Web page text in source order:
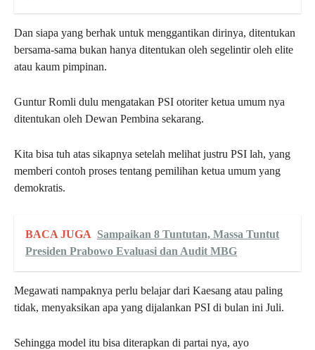
Dan siapa yang berhak untuk menggantikan dirinya, ditentukan
bersama-sama bukan hanya ditentukan oleh segelintir oleh elite
atau kaum pimpinan.
Guntur Romli dulu mengatakan PSI otoriter ketua umum nya
ditentukan oleh Dewan Pembina sekarang.
Kita bisa tuh atas sikapnya setelah melihat justru PSI lah, yang
memberi contoh proses tentang pemilihan ketua umum yang
demokratis.
BACA JUGA Sampaikan 8 Tuntutan, Massa Tuntut
Presiden Prabowo Evaluasi dan Audit MBG
Megawati nampaknya perlu belajar dari Kaesang atau paling
tidak, menyaksikan apa yang dijalankan PSI di bulan ini Juli.
Sehingga model itu bisa diterapkan di partai nya, ayo